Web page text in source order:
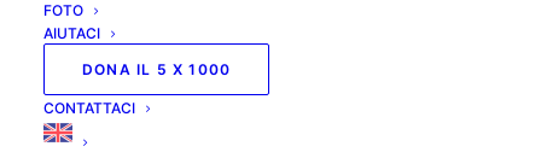
FOTO
AIUTACI
DONA IL 5 X 1000
CONTATTACI